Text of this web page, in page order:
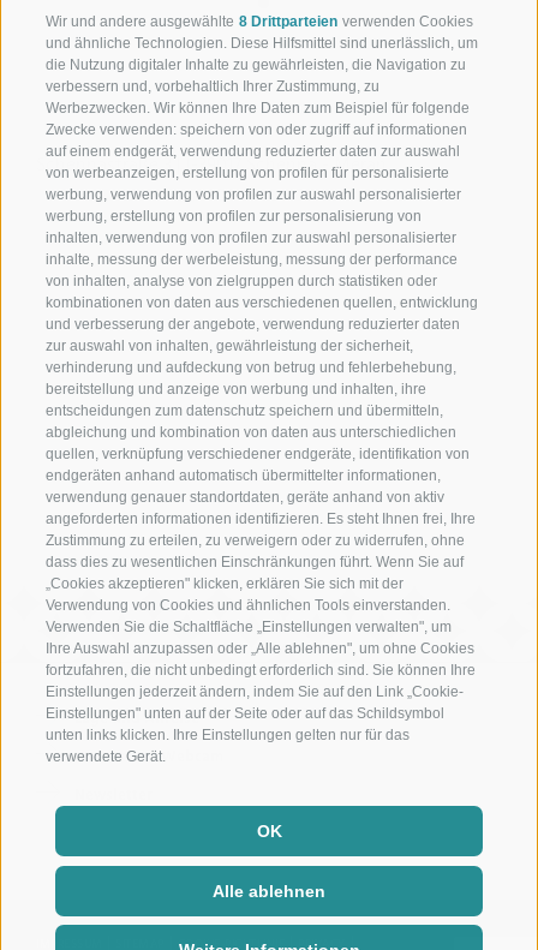
Wir und andere ausgewählte 8 Drittparteien verwenden Cookies
und ähnliche Technologien. Diese Hilfsmittel sind unerlässlich, um
die Nutzung digitaler Inhalte zu gewährleisten, die Navigation zu
verbessern und, vorbehaltlich Ihrer Zustimmung, zu
Werbezwecken. Wir können Ihre Daten zum Beispiel für folgende
Zwecke verwenden: speichern von oder zugriff auf informationen
auf einem endgerät, verwendung reduzierter daten zur auswahl
von werbeanzeigen, erstellung von profilen für personalisierte
werbung, verwendung von profilen zur auswahl personalisierter
werbung, erstellung von profilen zur personalisierung von
inhalten, verwendung von profilen zur auswahl personalisierter
inhalte, messung der werbeleistung, messung der performance
von inhalten, analyse von zielgruppen durch statistiken oder
kombinationen von daten aus verschiedenen quellen, entwicklung
und verbesserung der angebote, verwendung reduzierter daten
zur auswahl von inhalten, gewährleistung der sicherheit,
verhinderung und aufdeckung von betrug und fehlerbehebung,
bereitstellung und anzeige von werbung und inhalten, ihre
entscheidungen zum datenschutz speichern und übermitteln,
abgleichung und kombination von daten aus unterschiedlichen
quellen, verknüpfung verschiedener endgeräte, identifikation von
endgeräten anhand automatisch übermittelter informationen,
verwendung genauer standortdaten, geräte anhand von aktiv
angeforderten informationen identifizieren. Es steht Ihnen frei, Ihre
Zustimmung zu erteilen, zu verweigern oder zu widerrufen, ohne
dass dies zu wesentlichen Einschränkungen führt. Wenn Sie auf
„Cookies akzeptieren" klicken, erklären Sie sich mit der
Verwendung von Cookies und ähnlichen Tools einverstanden.
Verwenden Sie die Schaltfläche „Einstellungen verwalten", um
Ihre Auswahl anzupassen oder „Alle ablehnen", um ohne Cookies
fortzufahren, die nicht unbedingt erforderlich sind. Sie können Ihre
Einstellungen jederzeit ändern, indem Sie auf den Link „Cookie-
Einstellungen" unten auf der Seite oder auf das Schildsymbol
unten links klicken. Ihre Einstellungen gelten nur für das
verwendete Gerät.
OK
Alle ablehnen
+39 0473 945623
info@schennerhof.com
Schennastraße 3 | I-39017 Schenna - Meran
Schennerhof
Familiäres 3-Sterne-Superior-Hotel in Schenna Südtirol
Restaurant
Restaurant in Schenna bei Meran
Christophs
Ihr Frühstückshotel in Schenna – hier beginnt der Urlaub
Lage und Anreise
Wetter und Webcam
COOKIE-RICHTLINIE|PRIVACY|